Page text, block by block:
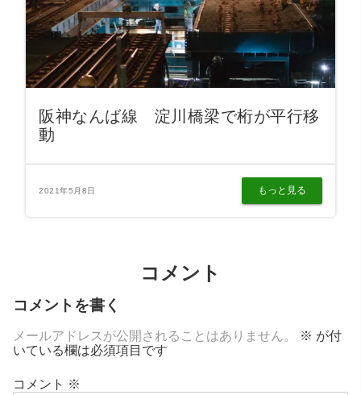
阪神なんば線 淀川橋梁で桁が平行移
動
2021年5月8日 もっと見る
コメント
コメントを書く
メールアドレスが公開されることはありません。 ※ が付
いている欄は必須項目です
コメント ※